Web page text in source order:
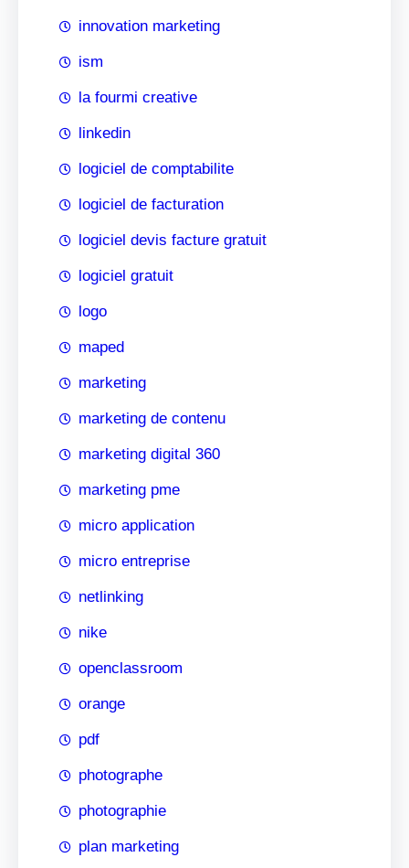
innovation marketing
ism
la fourmi creative
linkedin
logiciel de comptabilite
logiciel de facturation
logiciel devis facture gratuit
logiciel gratuit
logo
maped
marketing
marketing de contenu
marketing digital 360
marketing pme
micro application
micro entreprise
netlinking
nike
openclassroom
orange
pdf
photographe
photographie
plan marketing